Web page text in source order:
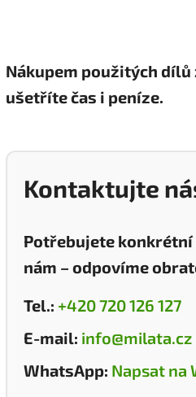
Nákupem použitých
ušetříte čas i peníze.
Kontaktujte
Potřebujete konkrétní
nám – odpovíme
Tel.: +420 720 126 127
E-mail: info@milata.cz
WhatsApp: Napsat na